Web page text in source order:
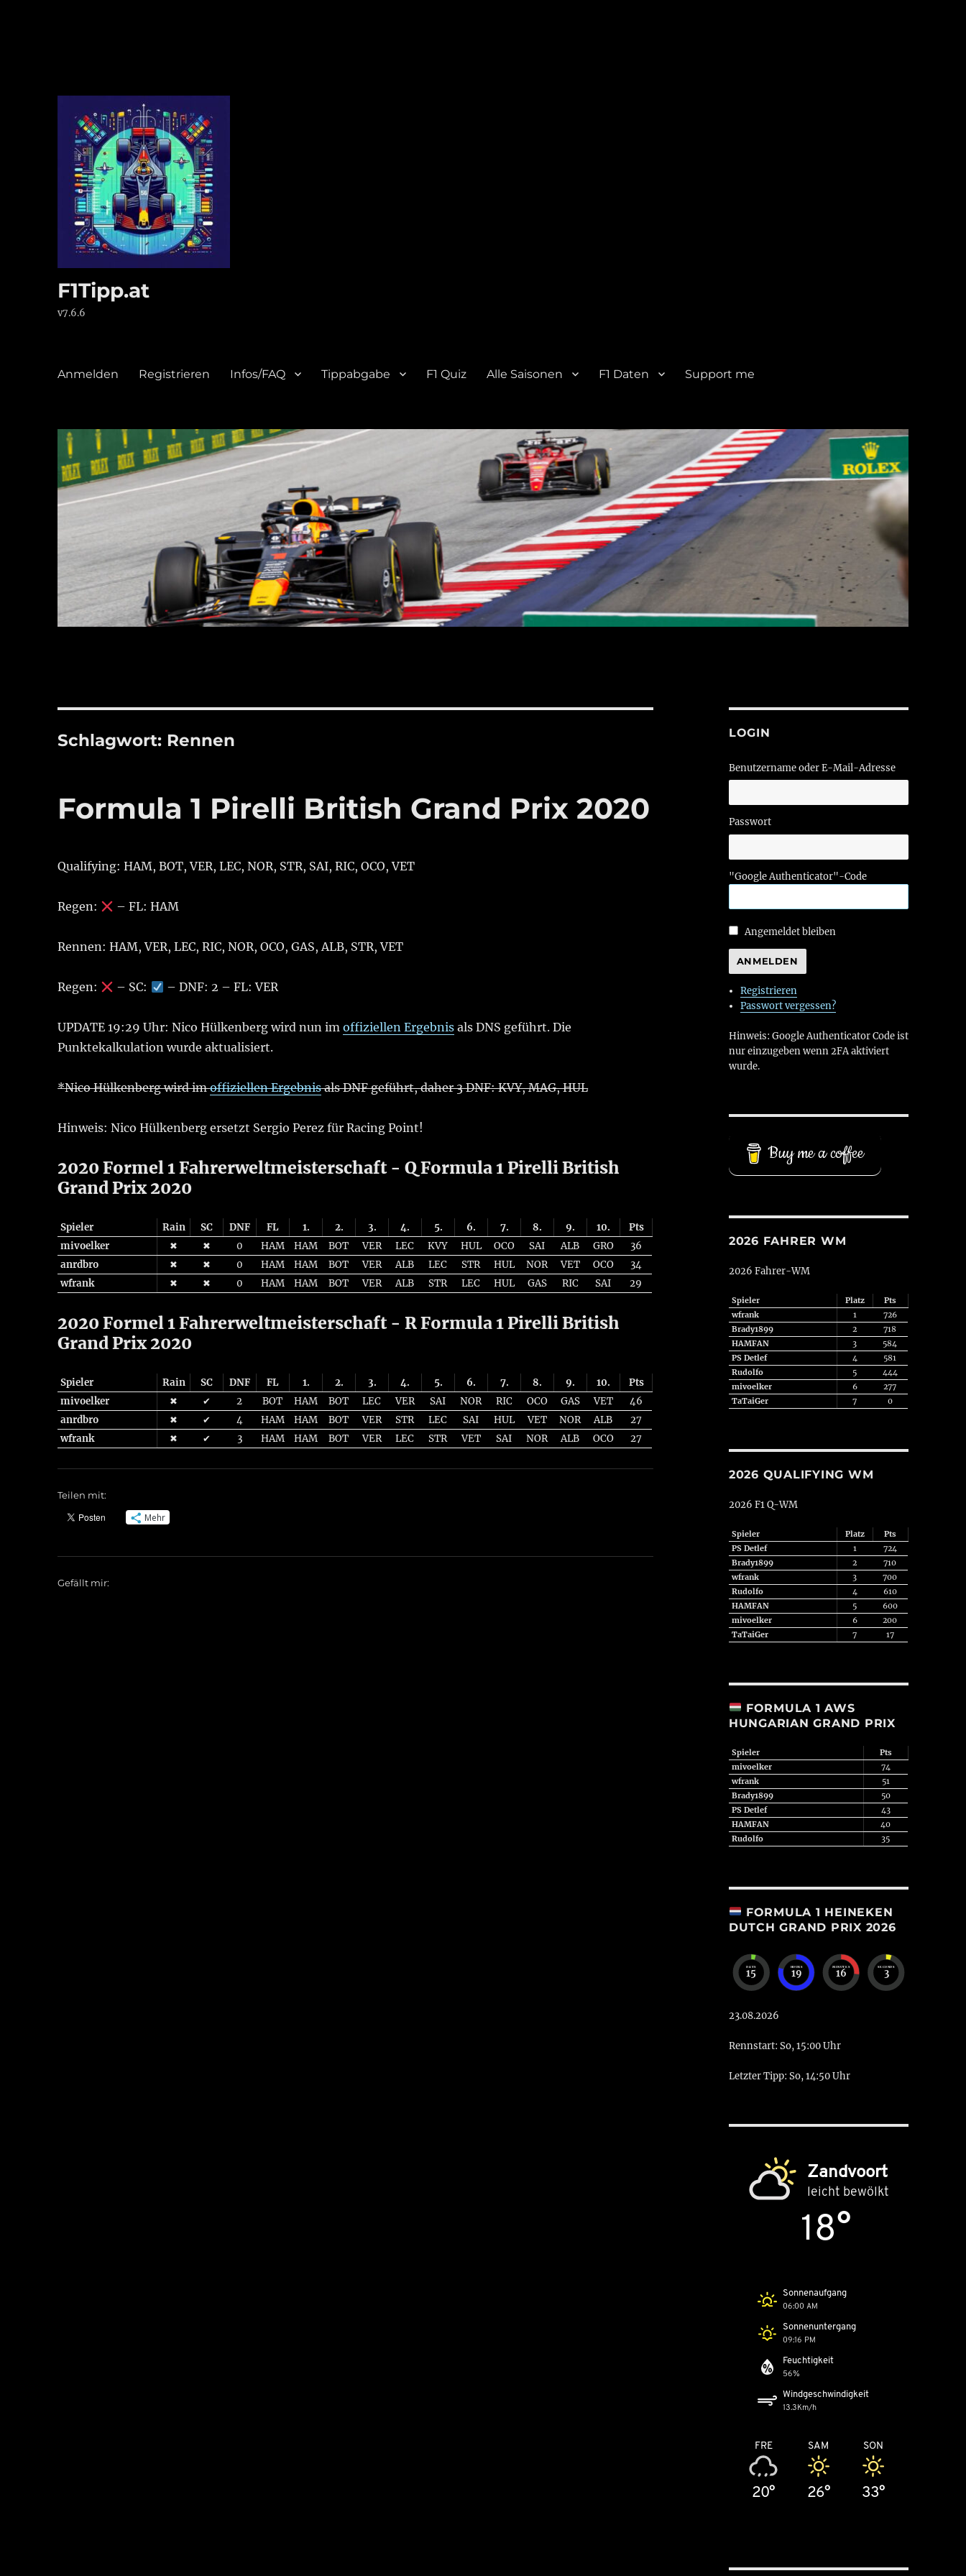
F1Tipp.at
v7.6.6
Anmelden Registrieren Infos/FAQ Tippabgabe F1 Quiz Alle Saisonen F1 Daten Support me
Schlagwort: Rennen
Formula 1 Pirelli British Grand Prix 2020
Qualifying: HAM, BOT, VER, LEC, NOR, STR, SAI, RIC, OCO, VET
Regen: – FL: HAM
Rennen: HAM, VER, LEC, RIC, NOR, OCO, GAS, ALB, STR, VET
Regen: – SC: – DNF: 2 – FL: VER
UPDATE 19:29 Uhr: Nico Hülkenberg wird nun imoffiziellen Ergebnis als DNS geführt. Die
Punktekalkulation wurde aktualisiert.
*Nico Hülkenberg wird imoffiziellen Ergebnisals DNF geführt, daher 3 DNF: KVY, MAG, HUL
Hinweis: Nico Hülkenberg ersetzt Sergio Perez für Racing Point!
2020 Formel 1 Fahrerweltmeisterschaft - Q Formula 1 Pirelli British
Grand Prix 2020
Spieler Rain SC DNF FL 1. 2. 3. 4. 5. 6. 7. 8. 9. 10.
Pts
mivoelker
✖ ✖ 0 HAM HAM BOT VER LEC KVY HUL OCO SAI ALB GRO
36
anrdbro
✖ ✖ 0 HAM HAM BOT VER ALB LEC STR HUL NOR VET OCO
34
wfrank
✖ ✖ 0 HAM HAM BOT VER ALB STR LEC HUL GAS RIC SAI 29
2020 Formel 1 Fahrerweltmeisterschaft - R Formula 1 Pirelli British
Grand Prix 2020
Spieler Rain SC DNF FL 1. 2. 3. 4. 5. 6. 7. 8. 9. 10.
Pts
mivoelker
✖ ✔ 2 BOT HAM BOT LEC VER SAI NOR RIC OCO GAS VET
46
anrdbro
✖ ✔ 4 HAM HAM BOT VER STR LEC SAI HUL VET NOR ALB
27
wfrank
✖ ✔ 3 HAM HAM BOT VER LEC STR VET SAI NOR ALB OCO 27
Teilen mit:
Mehr
Gefällt mir:
LOGIN
Benutzername oder E-Mail-Adresse
Passwort
"Google Authenticator"-Code
Angemeldet bleiben
ANMELDEN
Registrieren
Passwort vergessen?
Hinweis: Google Authenticator Code ist
nur einzugeben wenn 2FA aktiviert
wurde.
Buy me a coffee
2026 FAHRER WM
2026 Fahrer-WM
Spieler Platz
Pts
wfrank
1
726
Brady1899
2
718
HAMFAN
3
584
PS Detlef
4
581
Rudolfo
5
444
mivoelker
6
277
TaTaiGer
7 0
2026 QUALIFYING WM
2026 F1 Q-WM
Spieler Platz
Pts
PS Detlef
1
724
Brady1899
2
710
wfrank
3
700
Rudolfo
4
610
HAMFAN
5
600
mivoelker
6
200
TaTaiGer
7 17
FORMULA 1 AWS
HUNGARIAN GRAND PRIX
Spieler
Pts
mivoelker
74
wfrank
51
Brady1899
50
PS Detlef
43
HAMFAN
40
Rudolfo
35
FORMULA 1 HEINEKEN
DUTCH GRAND PRIX 2026
DAYS
15
HOURS
19
MINUTES
16
SECONDS
2
23.08.2026
Rennstart: So, 15:00 Uhr
Letzter Tipp: So, 14:50 Uhr
Zandvoort
leicht bewölkt
18°
Sonnenaufgang
06:00 AM
Sonnenuntergang
09:16 PM
Feuchtigkeit
56%
Windgeschwindigkeit
13.3Km/h
FRE
20°
SAM
26°
SON
33°